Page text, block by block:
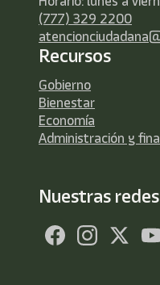
(777) 329 2200
Recursos
Gobierno
Bienestar
Economía
Administración y
Nuestras redes